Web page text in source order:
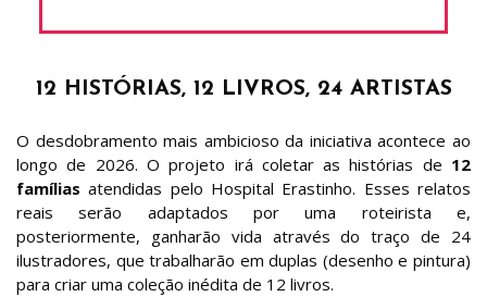
12 HISTÓRIAS, 12 LIVROS, 24 ARTISTAS
O desdobramento mais ambicioso da iniciativa acontece ao
longo de 2026. O projeto irá coletar as histórias de 12
famílias atendidas pelo Hospital Erastinho. Esses relatos
reais serão adaptados por uma roteirista e,
posteriormente, ganharão vida através do traço de 24
ilustradores, que trabalharão em duplas (desenho e pintura)
para criar uma coleção inédita de 12 livros.